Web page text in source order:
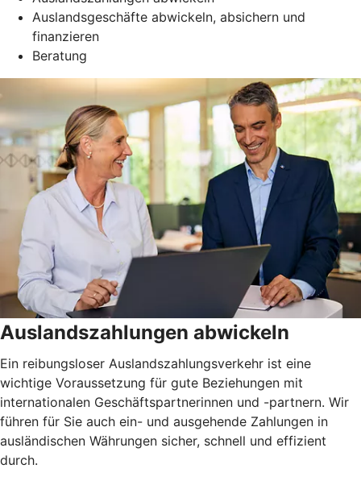
Auslandsgeschäfte abwickeln, absichern und
finanzieren
Beratung
Auslandszahlungen abwickeln
Ein reibungsloser Auslandszahlungsverkehr ist eine
wichtige Voraussetzung für gute Beziehungen mit
internationalen Geschäftspartnerinnen und -partnern. Wir
führen für Sie auch ein- und ausgehende Zahlungen in
ausländischen Währungen sicher, schnell und effizient
durch.